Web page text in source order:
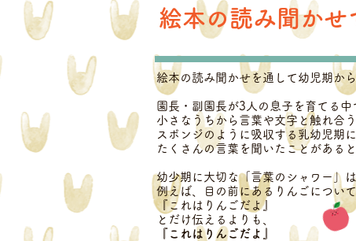
絵本の読み聞かせ
絵本の読み聞かせを通して幼児期か
園長・副園長が3人の息子を育てる
小さなうちから言葉や文字と触れ合
スポンジのように吸収する乳幼児期
たくさんの言葉を聞いたことがある
幼少期に大切な「言葉のシャワー」
例えば、目の前にあるりんごについて
『これはりんごだよ』
とだけ伝えるよりも、
『これはりんごだよ』